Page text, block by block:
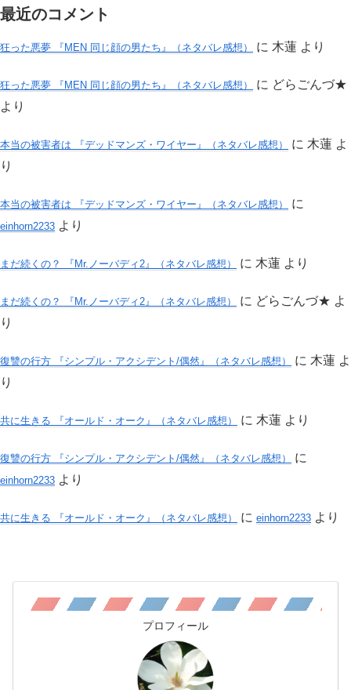
最近のコメント
狂った悪夢 『MEN 同じ顔の男たち』（ネタバレ感想） に 木蓮 より
狂った悪夢 『MEN 同じ顔の男たち』（ネタバレ感想） に どらごんづ★
より
本当の被害者は 『デッドマンズ・ワイヤー』（ネタバレ感想） に 木蓮 よ
り
本当の被害者は 『デッドマンズ・ワイヤー』（ネタバレ感想） に
einhorn2233 より
まだ続くの？ 『Mr.ノーバディ2』（ネタバレ感想） に 木蓮 より
まだ続くの？ 『Mr.ノーバディ2』（ネタバレ感想） に どらごんづ★ よ
り
復讐の行方 『シンプル・アクシデント/偶然』（ネタバレ感想） に 木蓮 よ
り
共に生きる 『オールド・オーク』（ネタバレ感想） に 木蓮 より
復讐の行方 『シンプル・アクシデント/偶然』（ネタバレ感想） に
einhorn2233 より
共に生きる 『オールド・オーク』（ネタバレ感想） に einhorn2233 より
プロフィール